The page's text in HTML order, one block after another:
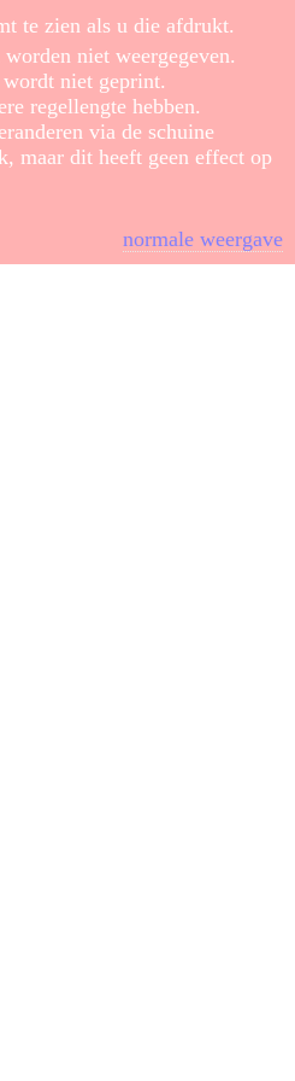
te zien als u die afdrukt.
niet weergegeven.
niet geprint.
regellengte hebben.
via de schuine
maar dit heeft geen effect op
normale weergave